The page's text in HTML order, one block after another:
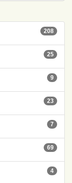
208
25
9
23
7
69
4